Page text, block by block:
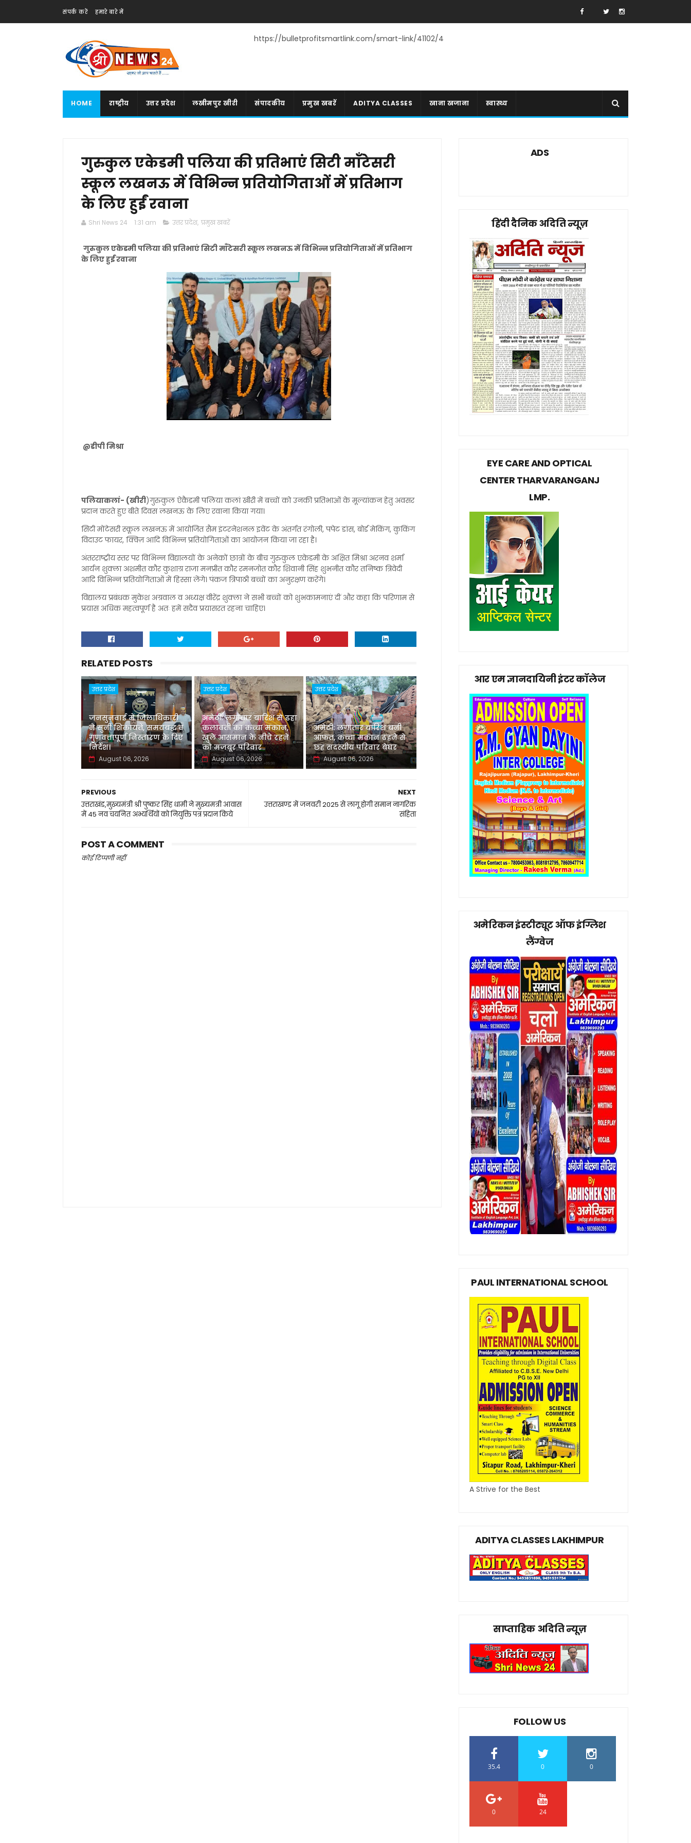
संपर्क करें हमारे बारे में
https://bulletprofitsmartlink.com/smart-link/41102/4
HOME राष्ट्रीय उत्तर प्रदेश लखीमपुर खीरी संपादकीय प्रमुख खबरें ADITYA CLASSES खाना खजाना स्वास्थ्य
गुरुकुल एकेडमी पलिया की प्रतिभाएं सिटी माँटेसरी
स्कूल लखनऊ में विभिन्न प्रतियोगिताओं में प्रतिभाग
के लिए हुईं रवाना
Shri News 24 1:31 am उत्तर प्रदेश, प्रमुख खबरें
गुरुकुल एकेडमी पलिया की प्रतिभाएं सिटी माँटेसरी स्कूल लखनऊ में विभिन्न प्रतियोगिताओं में प्रतिभाग
के लिए हुईं रवाना
@डीपी मिश्रा
पलियाकलां- (खीरी)गुरुकुल ऐकैडमी पलिया कलां खीरी में बच्चों को उनकी प्रतिभाओं के मूल्यांकन हेतु अवसर
प्रदान करते हुए बीते दिवस लखनऊ के लिए रवाना किया गया।
सिटी मोंटेसरी स्कूल लखनऊ में आयोजित सैम इंटरनेशनल इवेंट के अंतर्गत रंगोली, पपेट डांस, बोर्ड मेकिंग, कुकिंग
विदाउट फायर, क्विज़ आदि विभिन्न प्रतियोगिताओं का आयोजन किया जा रहा है।
अंतरराष्ट्रीय स्तर पर विभिन्न विद्यालयों के अनेकों छात्रों के बीच गुरुकुल एकेडमी के अक्षित मिश्रा अरनव शर्मा
आर्यन शुक्ला अशमीत कौर कुशाग्र राजा मनप्रीत कौर रमनजोत कौर शिवानी सिंह शुभनीत कौर तनिष्क त्रिवेदी
आदि विभिन्न प्रतियोगिताओं में हिस्सा लेंगे। पंकज त्रिपाठी बच्चों का अनुरक्षण करेंगे।
विद्यालय प्रबंधक मुकेश अग्रवाल व अध्यक्ष वीरेंद्र शुक्ला ने सभी बच्चों को शुभकामनाएं दीं और कहा कि परिणाम से
प्रयास अधिक महत्वपूर्ण है अतः हमें सदैव प्रयासरत रहना चाहिए।
RELATED POSTS
उत्तर प्रदेश
जनसुनवाई में जिलाधिकारी
ने सुनीं शिकायतें, समयबद्ध व
गुणवत्तापूर्ण निस्तारण के दिए
निर्देश।
August 06, 2026
उत्तर प्रदेश
अमेठी: लगातार बारिश से ढहा
कलावती का कच्चा मकान,
खुले आसमान के नीचे रहने
को मजबूर परिवार
August 06, 2026
उत्तर प्रदेश
अमेठी: लगातार बारिश बनी
आफत, कच्चा मकान ढहने से
छह सदस्यीय परिवार बेघर
August 06, 2026
NEXT
उत्तराखण्ड में जनवरी 2025 से लागू होगी समान नागरिक
संहिता
PREVIOUS
उत्तराखंड,मुख्यमंत्री श्री पुष्कर सिंह धामी ने मुख्यमत्री आवास
में 45 नव चयनित अभ्यर्थियों को नियुक्ति पत्र प्रदान किये
POST A COMMENT
कोई टिप्पणी नहीं
ADS
हिंदी दैनिक अदिति न्यूज़
EYE CARE AND OPTICAL
CENTER THARVARANGANJ
LMP.
आर एम ज्ञानदायिनी इंटर कॉलेज
अमेरिकन इंस्टीट्यूट ऑफ इंग्लिश
लैंग्वेज
PAUL INTERNATIONAL SCHOOL
A Strive for the Best
ADITYA CLASSES LAKHIMPUR
साप्ताहिक अदिति न्यूज़
FOLLOW US
35.4 0 0
0 24